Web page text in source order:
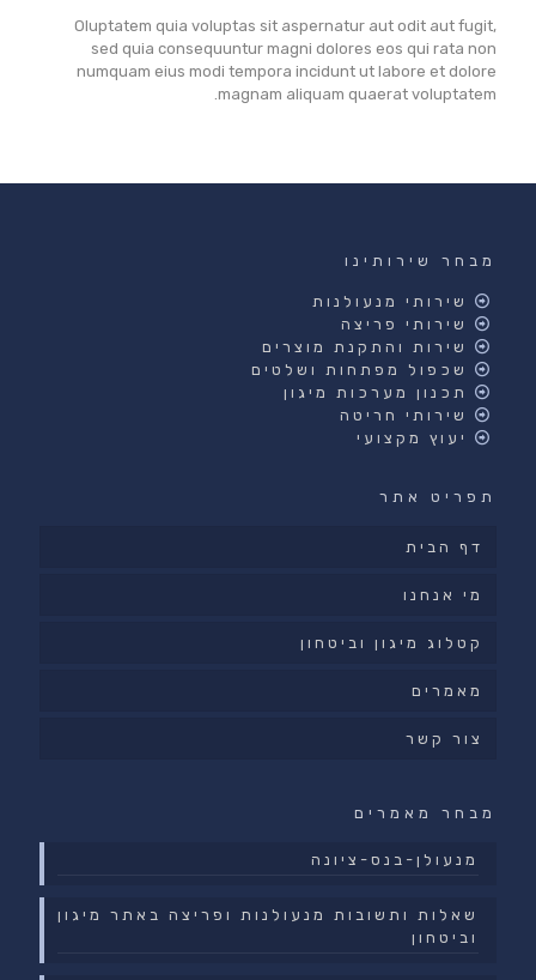
Oluptatem quia voluptas sit aspernatur aut odit aut fugit,
sed quia consequuntur magni dolores eos qui rata non
numquam eius modi tempora incidunt ut labore et dolore
magnam aliquam quaerat voluptatem.
מבחר שירותינו
שירותי מנעולנות
שירותי פריצה
שירות והתקנת מוצרים
שכפול מפתחות ושלטים
תכנון מערכות מיגון
שירותי חריטה
יעוץ מקצועי
תפריט אתר
דף הבית
מי אנחנו
קטלוג מיגון וביטחון
מאמרים
צור קשר
מבחר מאמרים
מנעולן-בנס-ציונה
שאלות ותשובות מנעולנות ופריצה באתר מיגון
וביטחון